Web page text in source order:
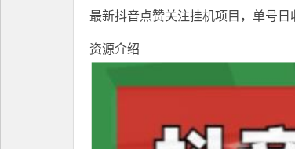
最新抖音点赞关注挂机项目 ，单号日
资源介绍